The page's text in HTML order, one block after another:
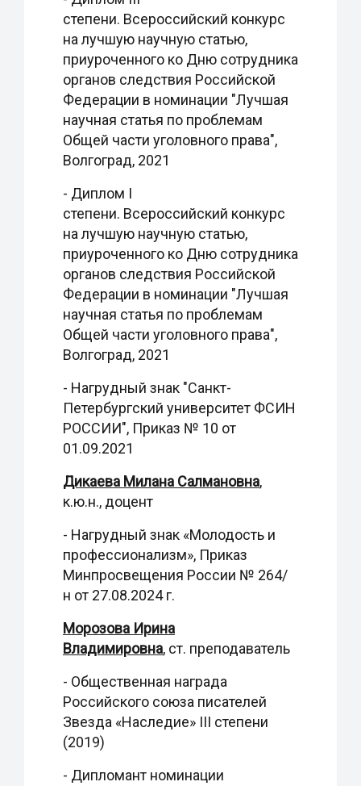
степени. Всероссийский конкурс
на лучшую научную статью,
приуроченного ко Дню сотрудника
органов следствия Российской
Федерации в номинации "Лучшая
научная статья по проблемам
Общей части уголовного права",
Волгоград, 2021
- Диплом I
степени. Всероссийский конкурс
на лучшую научную статью,
приуроченного ко Дню сотрудника
органов следствия Российской
Федерации в номинации "Лучшая
научная статья по проблемам
Общей части уголовного права",
Волгоград, 2021
- Нагрудный знак "Санкт-
Петербургский университет ФСИН
РОССИИ", Приказ № 10 от
01.09.2021
Дикаева Милана Салмановна,
к.ю.н., доцент
- Нагрудный знак «Молодость и
профессионализм», Приказ
Минпросвещения России № 264/
н от 27.08.2024 г.
Морозова Ирина
Владимировна, ст. преподаватель
- Общественная награда
Российского союза писателей
Звезда «Наследие» III степени
(2019)
- Дипломант номинации